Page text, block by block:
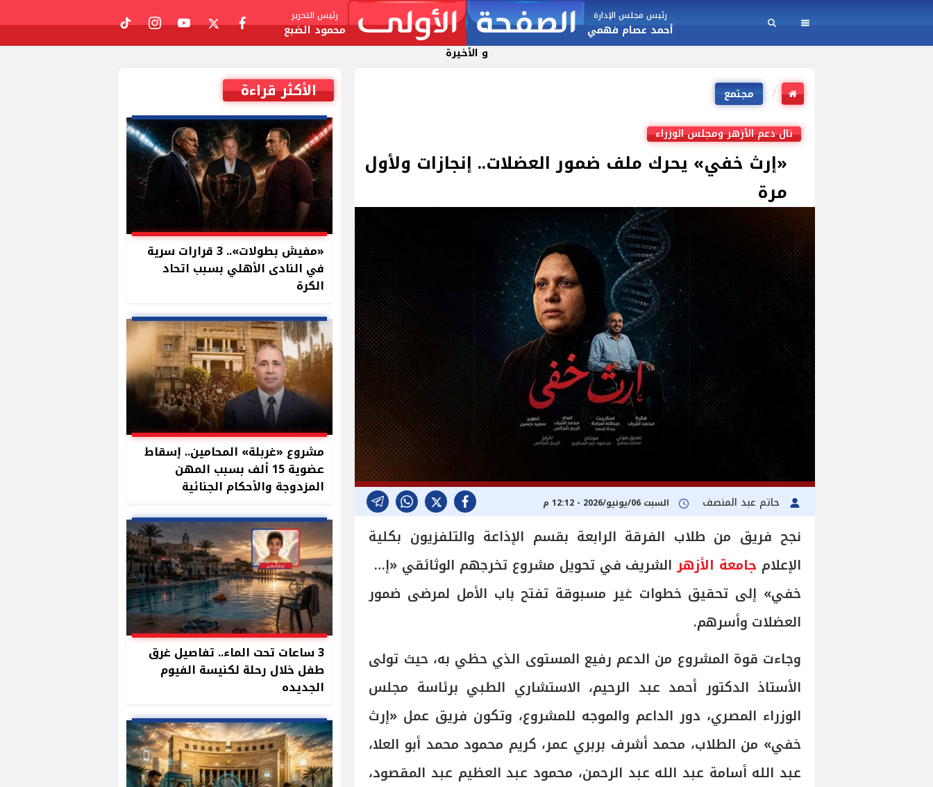
رئيس مجلس الإدارة
أحمد عصام فهمي
رئيس التحرير
محمود الضبع facebook
twitter
youtube
instagram
tiktok
و الأخيرة
مجتمع
نال دعم الأزهر ومجلس الوزراء
«إرث خفي» يحرك ملف ضمور العضلات.. إنجازات ولأول
مرة
حاتم عبد المنصف السبت 06/يونيو/2026 - 12:12 م
نجح فريق من طلاب الفرقة الرابعة بقسم الإذاعة والتلفزيون بكلية
الإعلام جامعة الأزهرالشريف في تحويل مشروع تخرجهم الوثائقي «إرث
خفي» إلى تحقيق خطوات غير مسبوقة تفتح باب الأمل لمرضى ضمور
العضلات وأسرهم.
وجاءت قوة المشروع من الدعم رفيع المستوى الذي حظي به، حيث تولى
الأستاذ الدكتور أحمد عبد الرحيم، الاستشاري الطبي برئاسة مجلس
الوزراء المصري، دور الداعم والموجه للمشروع، وتكون فريق عمل «إرث
خفي» من الطلاب، محمد أشرف بربري عمر، كريم محمود محمد أبو العلا،
عبد الله أسامة عبد الله عبد الرحمن، محمود عبد العظيم عبد المقصود،
الأكثر قراءة
«مفيش بطولات».. 3 قرارات سرية
في النادى الأهلي بسبب اتحاد
الكرة
مشروع «غربلة» المحامين.. إسقاط
عضوية 15 ألف بسبب المهن
المزدوجة والأحكام الجنائية
3 ساعات تحت الماء.. تفاصيل غرق
طفل خلال رحلة لكنيسة الفيوم
الجديده